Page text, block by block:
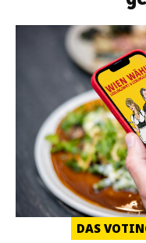
DAS